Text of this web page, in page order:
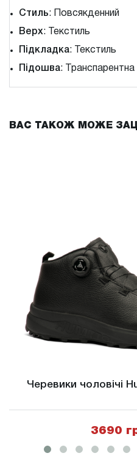
Стиль: Повсякденний
Верх: Текстиль
Підкладка: Текстиль
Підошва: Транспарентна
ВАС ТАКОЖ МОЖЕ
Черевики чоловічі
3690